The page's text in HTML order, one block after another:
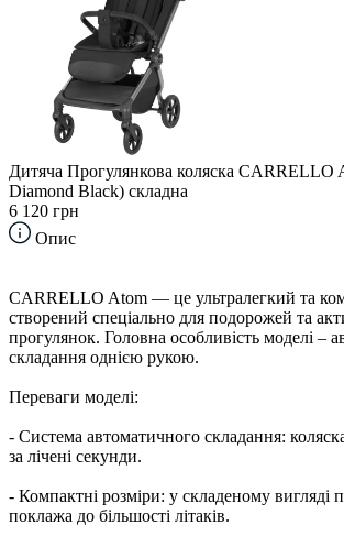
Дитяча Прогулянкова коляска CARRELLO
Diamond Black) складна
6 120 грн
Опис
CARRELLO Atom — це ультралегкий та
створений спеціально для подорожей та
прогулянок. Головна особливість моделі –
складання однією рукою.
Переваги моделі:
- Система автоматичного складання:
за лічені секунди.
- Компактні розміри: у складеному вигляді
поклажа до більшості літаків.